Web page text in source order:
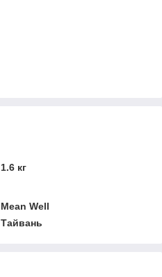
1.6 кг
Mean Well
Тайвань